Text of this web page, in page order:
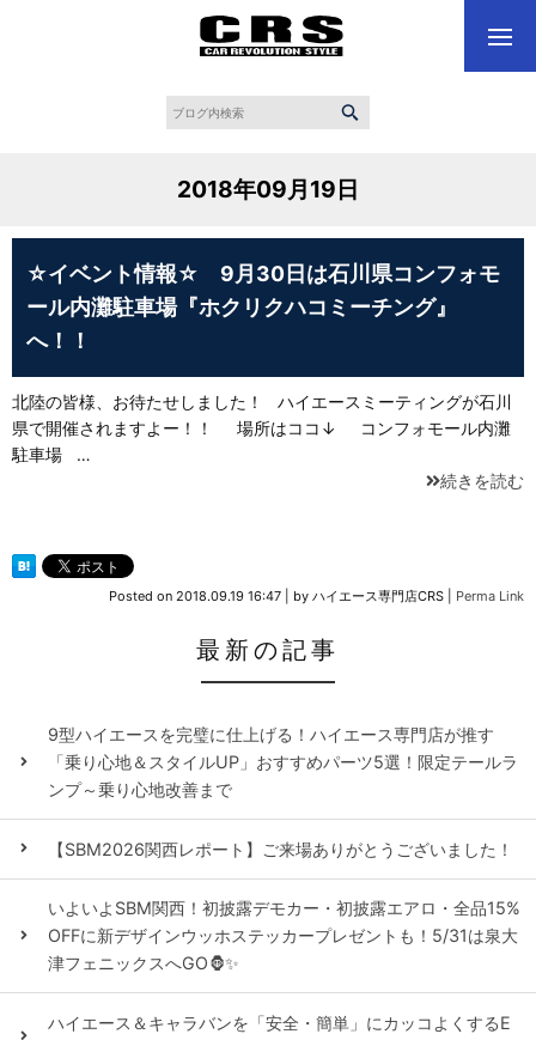
2018年09月19日
☆イベント情報☆ 9月30日は石川県コンフォモ
ール内灘駐車場『ホクリクハコミーチング』
へ！！
北陸の皆様、お待たせしました！ ハイエースミーティングが石川
県で開催されますよー！！ 場所はココ↓ コンフォモール内灘
駐車場 …
続きを読む
Posted on 2018.09.19 16:47 by ハイエース専門店CRS Perma Link
最新の記事
9型ハイエースを完璧に仕上げる！ハイエース専門店が推す
「乗り心地＆スタイルUP」おすすめパーツ5選！限定テールラ
ンプ～乗り心地改善まで
【SBM2026関西レポート】ご来場ありがとうございました！
いよいよSBM関西！初披露デモカー・初披露エアロ・全品15%
OFFに新デザインウッホステッカープレゼントも！5/31は泉大
津フェニックスへGO🦍✨
ハイエース＆キャラバンを「安全・簡単」にカッコよくするE